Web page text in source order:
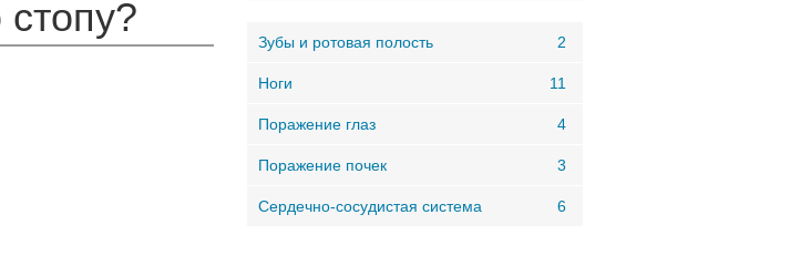
Зубы и ротовая полость 2
Ноги 11
Поражение глаз 4
Поражение почек 3
Сердечно-сосудистая система 6